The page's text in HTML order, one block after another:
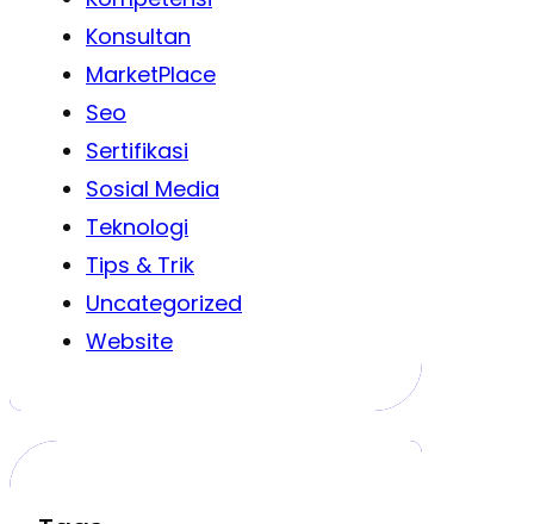
Konsultan
MarketPlace
Seo
Sertifikasi
Sosial Media
Teknologi
Tips & Trik
Uncategorized
Website